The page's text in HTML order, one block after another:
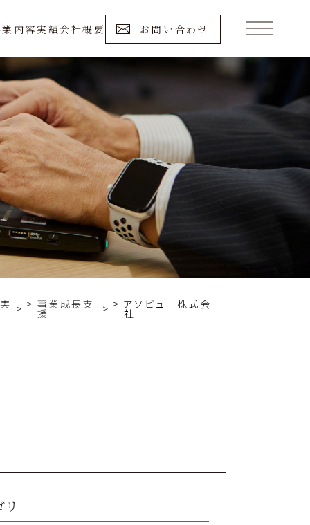
業内容実績会社概要 お問い合わせ
> 事業成長支
援 > アソビュー株式会
社